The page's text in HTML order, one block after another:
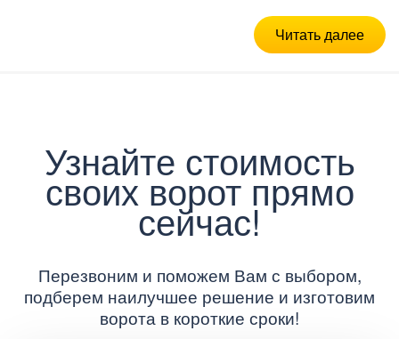
Читать далее
Узнайте стоимость
своих ворот прямо
сейчас!
Перезвоним и поможем Вам с выбором,
подберем наилучшее решение и изготовим
ворота в короткие сроки!